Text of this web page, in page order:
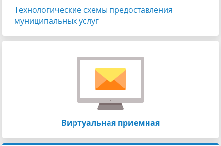
Технологические схемы предоставления
муниципальных услуг
Виртуальная приемная